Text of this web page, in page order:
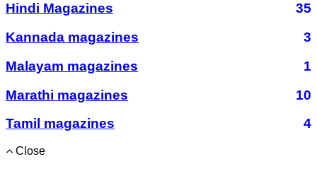
Hindi Magazines
35
Kannada magazines
3
Malayam magazines
1
Marathi magazines
10
Tamil magazines
4
Close